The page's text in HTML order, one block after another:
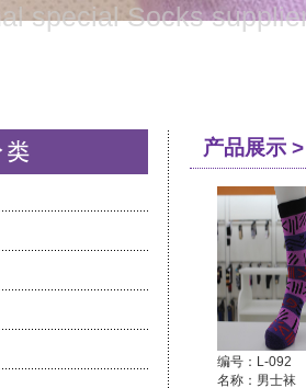
special Socks
产品展示
编号：L-092
名称：男士袜